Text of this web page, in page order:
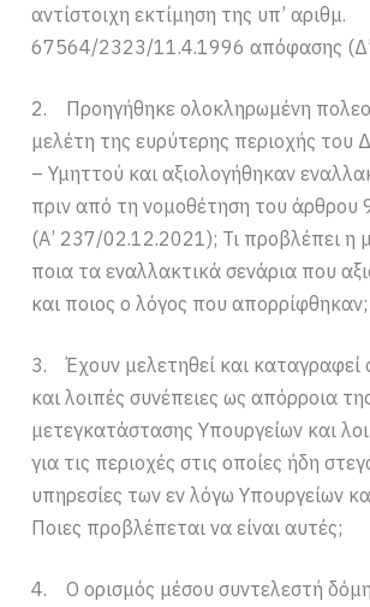
αντίστοιχη εκτίμηση της υπ’ αριθμ.
67564/2323/11.4.1996 απόφασης
2. Προηγήθηκε ολοκληρωμένη
μελέτη της ευρύτερης περιοχής του
– Υμηττού και αξιολογήθηκαν
πριν από τη νομοθέτηση του άρθρου
(Α’ 237/02.12.2021); Τι προβλέπει η
ποια τα εναλλακτικά σενάρια που
και ποιος ο λόγος που απορρίφθηκαν;
3. Έχουν μελετηθεί και καταγραφεί
και λοιπές συνέπειες ως απόρροια
μετεγκατάστασης Υπουργείων και
για τις περιοχές στις οποίες ήδη
υπηρεσίες των εν λόγω Υπουργείων
Ποιες προβλέπεται να είναι αυτές;
4. Ο ορισμός μέσου συντελεστή